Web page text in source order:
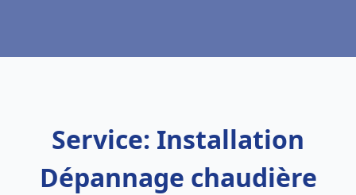
Service: Installation
Dépannage chaudière